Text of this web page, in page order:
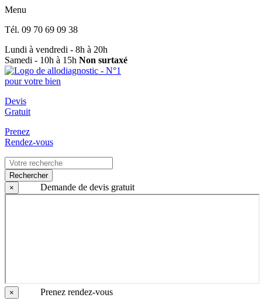
Menu
Tél. 09 70 69 09 38
Lundi à vendredi - 8h à 20h
Samedi - 10h à 15h Non surtaxé
Devis
Gratuit
Prenez
Rendez-vous
Rechercher
×
Demande de devis gratuit
× Prenez rendez-vous